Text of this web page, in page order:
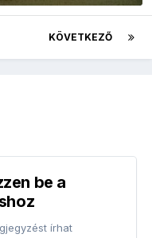
KÖVETKEZŐ
be a
írhat